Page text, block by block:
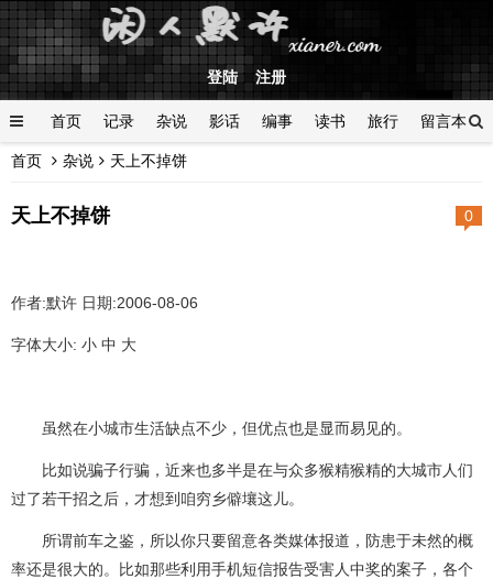
登陆 注册
首页 记录 杂说 影话 编事 读书 旅行 留言本
登陆
首页 杂说 天上不掉饼
0
天上不掉饼
作者:默许 日期:2006-08-06
字体大小: 小 中 大
虽然在小城市生活缺点不少，但优点也是显而易见的。
比如说骗子行骗，近来也多半是在与众多猴精猴精的大城市人们
过了若干招之后，才想到咱穷乡僻壤这儿。
所谓前车之鉴，所以你只要留意各类媒体报道，防患于未然的概
率还是很大的。比如那些利用手机短信报告受害人中奖的案子，各个